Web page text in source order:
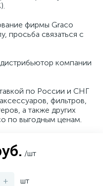
фирмы Graco
просьба связаться с
компании
по России и СНГ
фильтров,
а также других
по выгодным ценам.
/шт
+ шт